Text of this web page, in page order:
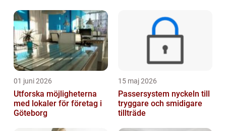
01 juni 2026
Utforska möjligheterna
med lokaler för företag i
Göteborg
15 maj 2026
Passersystem nyckeln till
tryggare och smidigare
tillträde